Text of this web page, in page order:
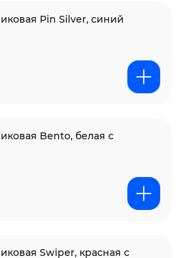
Pin Silver, синий
Bento, белая с
Swiper, красная с